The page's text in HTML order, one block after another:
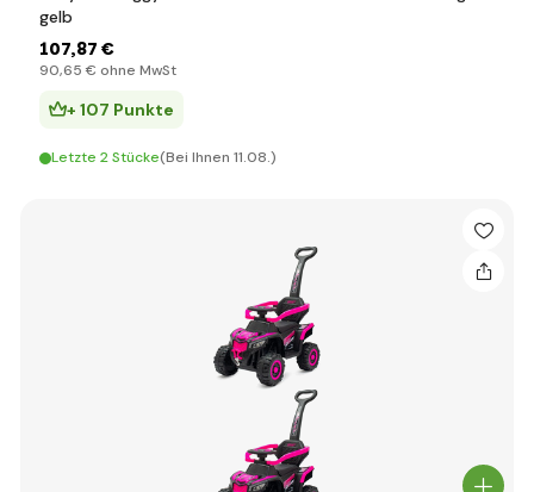
gelb
107,87 €
90,65 € ohne MwSt
+ 107 Punkte
Letzte 2 Stücke(Bei Ihnen 11.08.)